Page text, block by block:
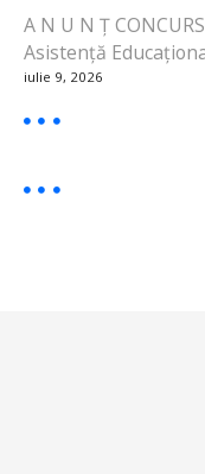
A N U N Ț
Asistență
iulie 9, 2026